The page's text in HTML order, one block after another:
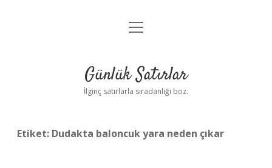
Anasayfa
Yasal Uyarı
menüyü
Günlük Satırlar
İlginç satırlarla sıradanlığı boz.
Etiket: Dudakta baloncuk yara neden çıkar